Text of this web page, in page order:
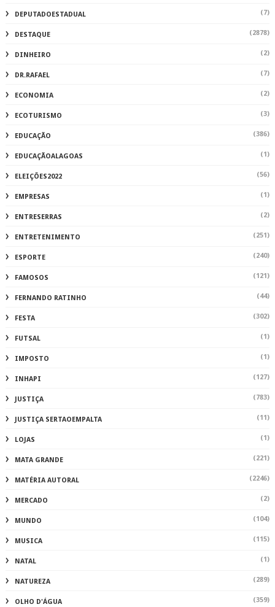
DEPUTADOESTADUAL (7)
DESTAQUE (2878)
DINHEIRO (2)
DR.RAFAEL (7)
ECONOMIA (2)
ECOTURISMO (3)
EDUCAÇÃO (386)
EDUCAÇÃOALAGOAS (1)
ELEIÇÕES2022 (56)
EMPRESAS (1)
ENTRESERRAS (2)
ENTRETENIMENTO (251)
ESPORTE (240)
FAMOSOS (121)
FERNANDO RATINHO (44)
FESTA (302)
FUTSAL (1)
IMPOSTO (1)
INHAPI (127)
JUSTIÇA (783)
JUSTIÇA SERTAOEMPALTA (11)
LOJAS (1)
MATA GRANDE (221)
MATÉRIA AUTORAL (2246)
MERCADO (2)
MUNDO (104)
MUSICA (115)
NATAL (1)
NATUREZA (289)
OLHO D'ÁGUA (359)